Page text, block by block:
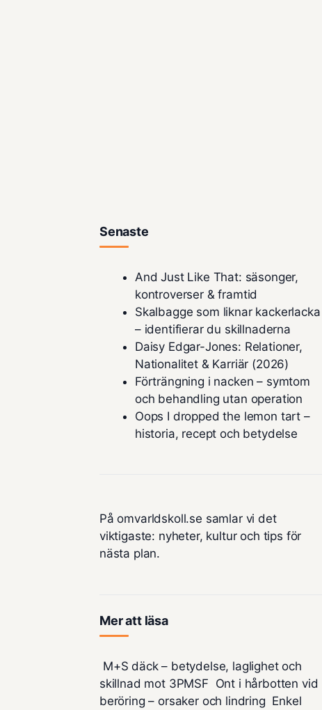
Senaste
And Just Like That: säsonger,
kontroverser & framtid
Skalbagge som liknar kackerlacka
– identifierar du skillnaderna
Daisy Edgar-Jones: Relationer,
Nationalitet & Karriär (2026)
Förträngning i nacken – symtom
och behandling utan operation
Oops I dropped the lemon tart –
historia, recept och betydelse
På omvarldskoll.se samlar vi det
viktigaste: nyheter, kultur och tips för
nästa plan.
Mer att läsa
M+S däck – betydelse, laglighet och
skillnad mot 3PMSF Ont i hårbotten vid
beröring – orsaker och lindring Enkel